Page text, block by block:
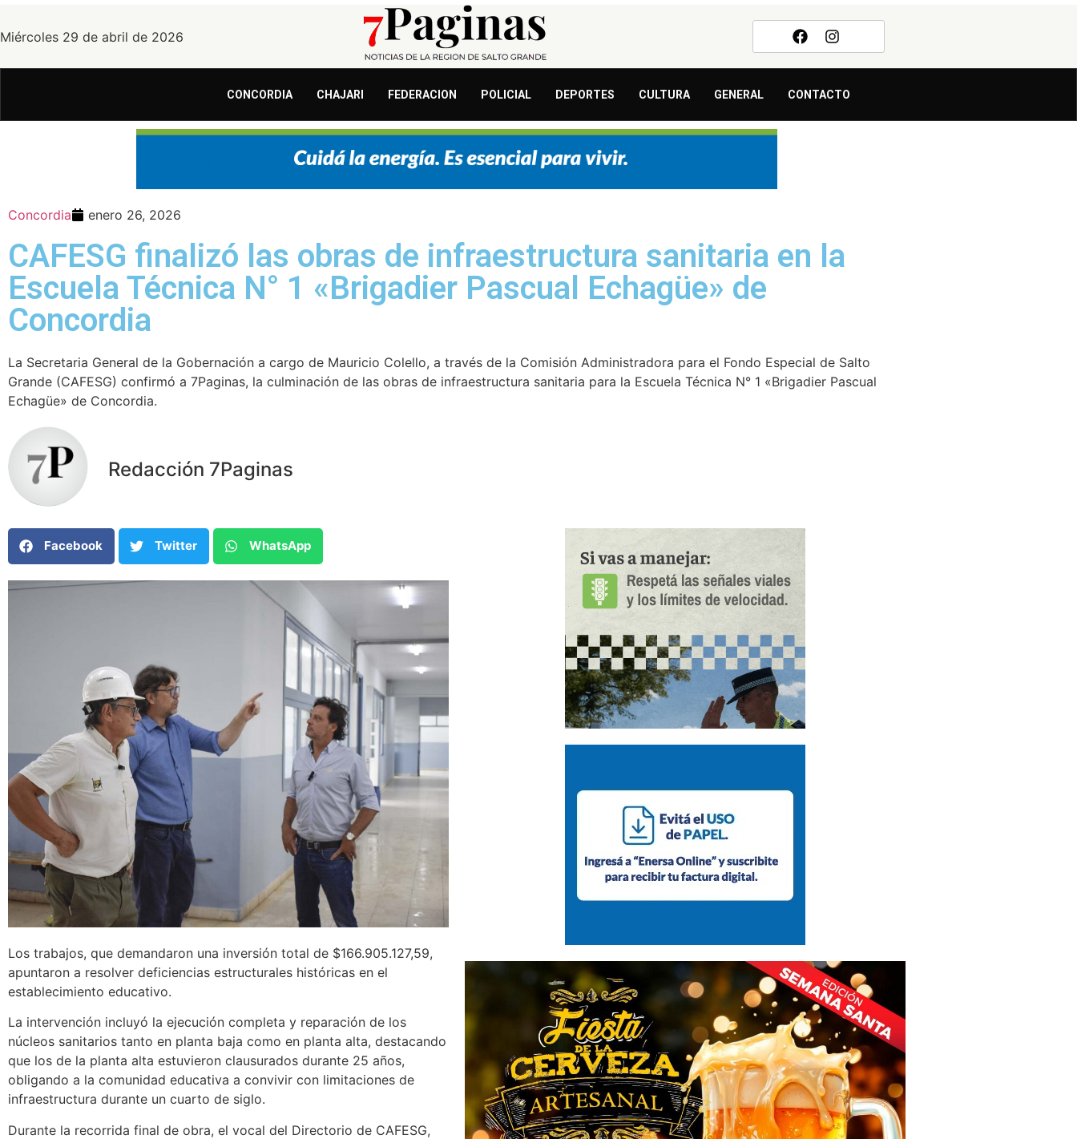
Miércoles 29 de abril de 2026
CONCORDIA CHAJARI FEDERACION POLICIAL DEPORTES CULTURA GENERAL CONTACTO
Concordia enero 26, 2026
CAFESG finalizó las obras de infraestructura sanitaria en la
Escuela Técnica N° 1 «Brigadier Pascual Echagüe» de
Concordia
La Secretaria General de la Gobernación a cargo de Mauricio Colello, a través de la Comisión Administradora para el Fondo Especial de Salto
Grande (CAFESG) confirmó a 7Paginas, la culminación de las obras de infraestructura sanitaria para la Escuela Técnica N° 1 «Brigadier Pascual
Echagüe» de Concordia.
Redacción 7Paginas
Facebook Twitter WhatsApp
Los trabajos, que demandaron una inversión total de $166.905.127,59,
apuntaron a resolver deficiencias estructurales históricas en el
establecimiento educativo.
La intervención incluyó la ejecución completa y reparación de los
núcleos sanitarios tanto en planta baja como en planta alta, destacando
que los de la planta alta estuvieron clausurados durante 25 años,
obligando a la comunidad educativa a convivir con limitaciones de
infraestructura durante un cuarto de siglo.
Durante la recorrida final de obra, el vocal del Directorio de CAFESG,